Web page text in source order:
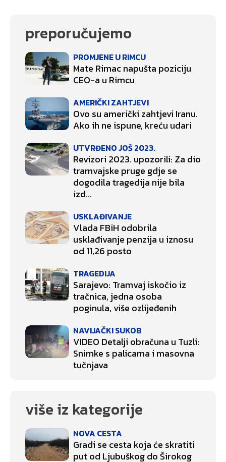
preporučujemo
PROMJENE U RIMCU
Mate Rimac napušta poziciju
CEO-a u Rimcu
AMERIČKI ZAHTJEVI
Ovo su američki zahtjevi Iranu.
Ako ih ne ispune, kreću udari
UTVRĐENO JOŠ 2023.
Revizori 2023. upozorili: Za dio
tramvajske pruge gdje se
dogodila tragedija nije bila
izd...
USKLAĐIVANJE
Vlada FBiH odobrila
usklađivanje penzija u iznosu
od 11,26 posto
TRAGEDIJA
Sarajevo: Tramvaj iskočio iz
tračnica, jedna osoba
poginula, više ozlijeđenih
NAVIJAČKI SUKOB
VIDEO Detalji obračuna u Tuzli:
Snimke s palicama i masovna
tučnjava
više iz kategorije
NOVA CESTA
Gradi se cesta koja će skratiti
put od Ljubuškog do Širokog